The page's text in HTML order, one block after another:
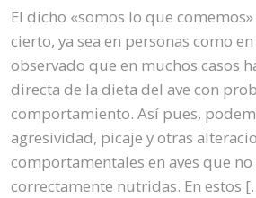
El dicho «somos lo que
cierto, ya sea en personas como en
observado que en muchos casos
directa de la dieta del ave con
comportamiento. Así pues,
agresividad, picaje y otras
comportamentales en aves que no
correctamente nutridas. En estos